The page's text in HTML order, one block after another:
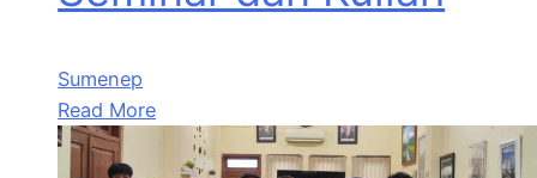
Sumenep
Read More